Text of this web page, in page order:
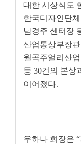
대한 시상식도
한국디자인단
남경주 센터장
산업통상부장
월곡주얼리산
등 30건의 본상
이어졌다.
우하나 회장은 “